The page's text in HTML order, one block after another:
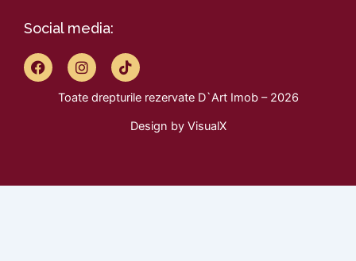
Social media:
F
a
I
n
t
T
i
t
k
Toate drepturile rezervate D`Art Imob – 2026
Design by VisualX